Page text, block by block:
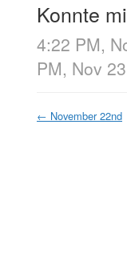
Konnte
4:22 PM,
PM, Nov
← November 22nd